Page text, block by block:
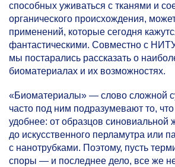
способных уживаться с тканями и
органического происхождения,
применений, которые сегодня
фантастическими. Совместно с
мы постарались рассказать о
биоматериалах и их возможностях.
«Биоматериалы» — слово сложной
часто под ним подразумевают то,
удобнее: от образцов синовиальной
до искусственного перламутра или
с нанотрубками. Поэтому, пусть
споры — и последнее дело, все же